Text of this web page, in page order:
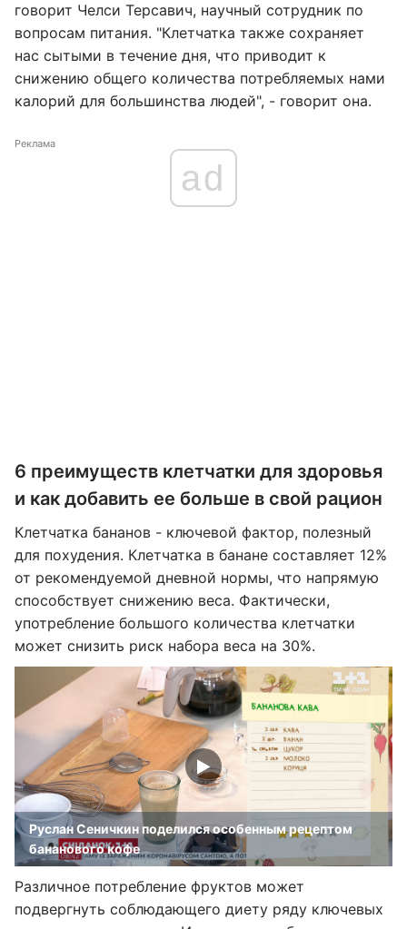
говорит Челси Терсавич, научный сотрудник по
вопросам питания. "Клетчатка также сохраняет
нас сытыми в течение дня, что приводит к
снижению общего количества потребляемых нами
калорий для большинства людей", - говорит она.
Реклама
ad
6 преимуществ клетчатки для здоровья
и как добавить ее больше в свой рацион
Клетчатка бананов - ключевой фактор, полезный
для похудения. Клетчатка в банане составляет 12%
от рекомендуемой дневной нормы, что напрямую
способствует снижению веса. Фактически,
употребление большого количества клетчатки
может снизить риск набора веса на 30%.
Руслан Сеничкин поделился особенным рецептом
бананового кофе
Различное потребление фруктов может
подвергнуть соблюдающего диету ряду ключевых